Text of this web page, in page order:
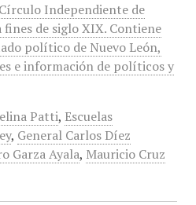
Independiente de
de siglo XIX. Contiene
político de Nuevo León,
e información de políticos y
Patti, Escuelas
, General Carlos Díez
Garza Ayala, Mauricio Cruz